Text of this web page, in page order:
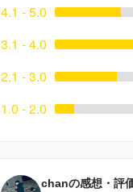
4.1 - 5.0
3.1 - 4.0
2.1 - 3.0
1.0 - 2.0
chanの感想・評